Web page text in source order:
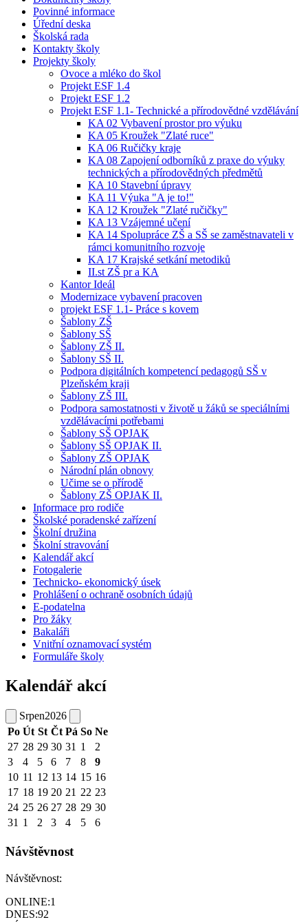
Povinné informace
Úřední deska
Školská rada
Kontakty školy
Projekty školy
Ovoce a mléko do škol
Projekt ESF 1.4
Projekt ESF 1.2
Projekt ESF 1.1- Technické a přírodovědné vzdělávání
KA 02 Vybavení prostor pro výuku
KA 05 Kroužek "Zlaté ruce"
KA 06 Ručičky kraje
KA 08 Zapojení odborníků z praxe do výuky
technických a přírodovědných předmětů
KA 10 Stavební úpravy
KA 11 Výuka "A je to!"
KA 12 Kroužek "Zlaté ručičky"
KA 13 Vzájemné učení
KA 14 Spolupráce ZŠ a SŠ se zaměstnavateli v
rámci komunitního rozvoje
KA 17 Krajské setkání metodiků
II.st ZŠ pr a KA
Kantor Ideál
Modernizace vybavení pracoven
projekt ESF 1.1- Práce s kovem
Šablony ZŠ
Šablony SŠ
Šablony ZŠ II.
Šablony SŠ II.
Podpora digitálních kompetencí pedagogů SŠ v
Plzeňském kraji
Šablony ZŠ III.
Podpora samostatnosti v životě u žáků se speciálními
vzdělávacími potřebami
Šablony SŠ OPJAK
Šablony SŠ OPJAK II.
Šablony ZŠ OPJAK
Národní plán obnovy
Učime se o přírodě
Šablony ZŠ OPJAK II.
Informace pro rodiče
Školské poradenské zařízení
Školní družina
Školní stravování
Kalendář akcí
Fotogalerie
Technicko- ekonomický úsek
Prohlášení o ochraně osobních údajů
E-podatelna
Pro žáky
Bakaláři
Vnitřní oznamovací systém
Formuláře školy
Kalendář akcí
Srpen2026
Po Út St Čt Pá So Ne
27 28 29 30 31 1
2
3
4 5 6 7 8
9
10 11 12 13 14 15 16
17 18 19 20 21 22 23
24 25 26 27 28 29 30
31 1 2 3 4 5 6
Návštěvnost
Návštěvnost:
ONLINE:1
DNES:92